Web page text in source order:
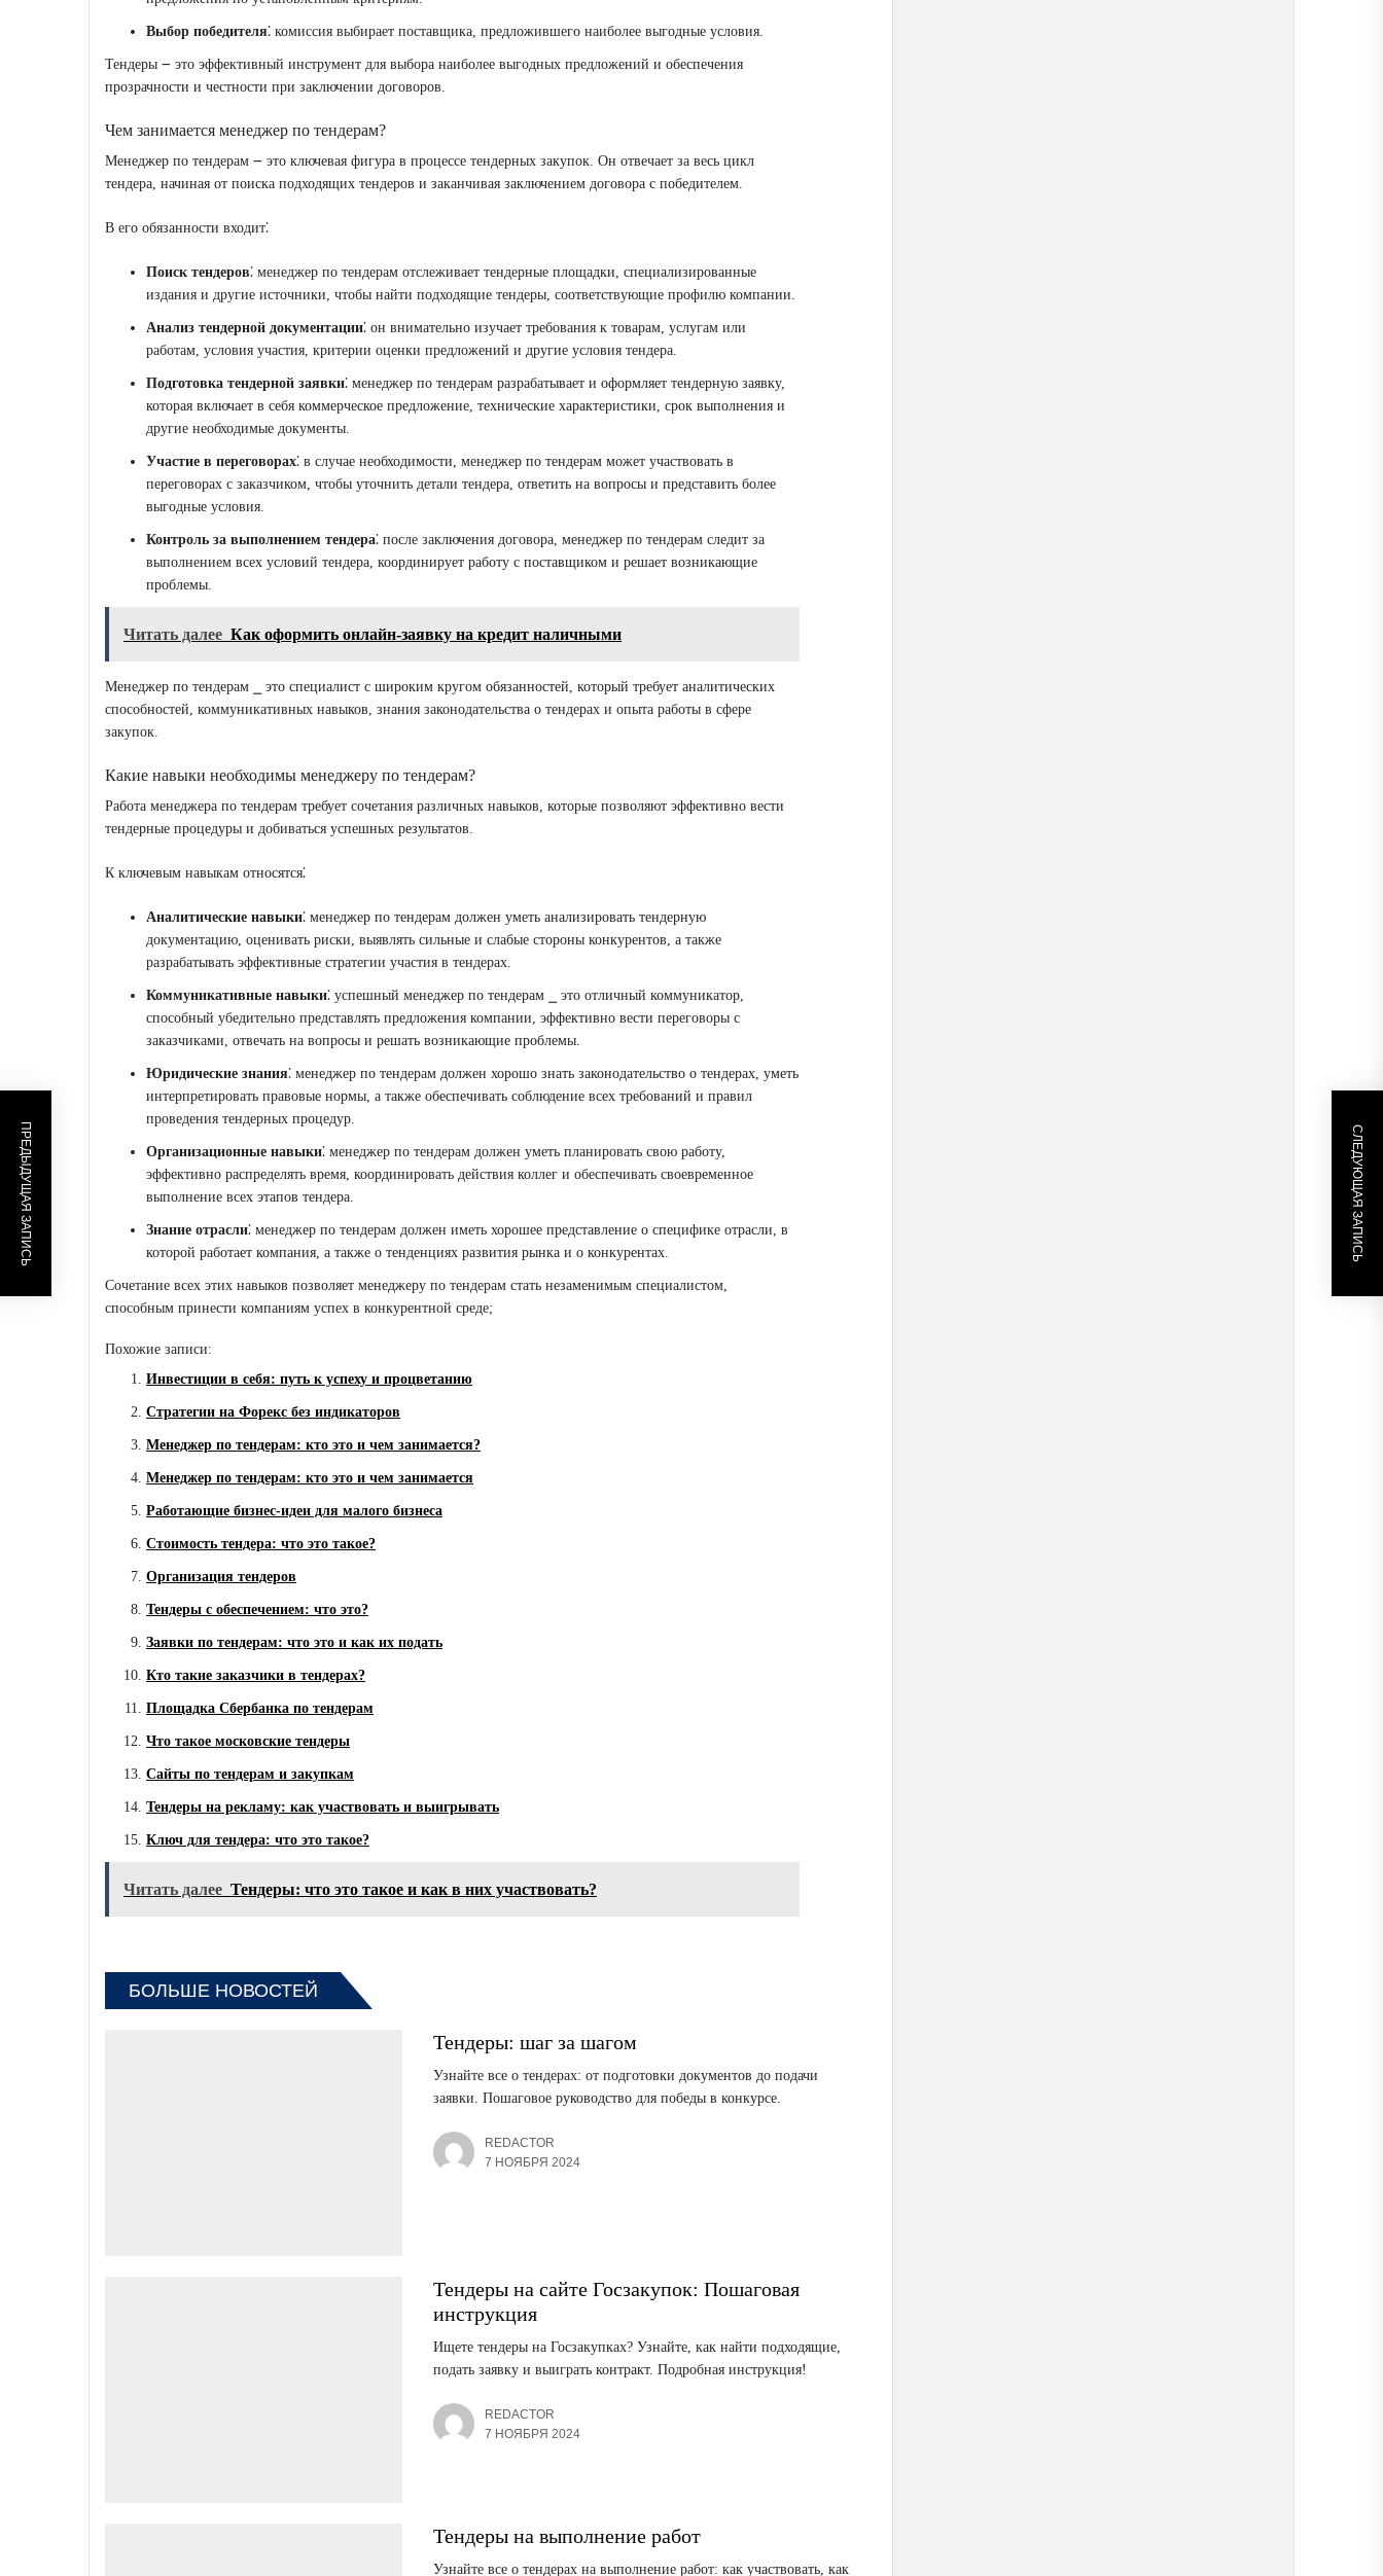
Выбор победителя⁚ комиссия выбирает поставщика, предложившего наиболее выгодные условия.
Тендеры ౼ это эффективный инструмент для выбора наиболее выгодных предложений и обеспечения
прозрачности и честности при заключении договоров.
Чем занимается менеджер по тендерам?
Менеджер по тендерам ౼ это ключевая фигура в процессе тендерных закупок. Он отвечает за весь цикл
тендера, начиная от поиска подходящих тендеров и заканчивая заключением договора с победителем.
В его обязанности входит⁚
Поиск тендеров⁚ менеджер по тендерам отслеживает тендерные площадки, специализированные
издания и другие источники, чтобы найти подходящие тендеры, соответствующие профилю компании.
Анализ тендерной документации⁚ он внимательно изучает требования к товарам, услугам или
работам, условия участия, критерии оценки предложений и другие условия тендера.
Подготовка тендерной заявки⁚ менеджер по тендерам разрабатывает и оформляет тендерную заявку,
которая включает в себя коммерческое предложение, технические характеристики, срок выполнения и
другие необходимые документы.
Участие в переговорах⁚ в случае необходимости, менеджер по тендерам может участвовать в
переговорах с заказчиком, чтобы уточнить детали тендера, ответить на вопросы и представить более
выгодные условия.
Контроль за выполнением тендера⁚ после заключения договора, менеджер по тендерам следит за
выполнением всех условий тендера, координирует работу с поставщиком и решает возникающие
проблемы.
Читать далее Как оформить онлайн-заявку на кредит наличными
Менеджер по тендерам ⎯ это специалист с широким кругом обязанностей, который требует аналитических
способностей, коммуникативных навыков, знания законодательства о тендерах и опыта работы в сфере
закупок.
Какие навыки необходимы менеджеру по тендерам?
Работа менеджера по тендерам требует сочетания различных навыков, которые позволяют эффективно вести
тендерные процедуры и добиваться успешных результатов.
К ключевым навыкам относятся⁚
Аналитические навыки⁚ менеджер по тендерам должен уметь анализировать тендерную
документацию, оценивать риски, выявлять сильные и слабые стороны конкурентов, а также
разрабатывать эффективные стратегии участия в тендерах.
Коммуникативные навыки⁚ успешный менеджер по тендерам ⎯ это отличный коммуникатор,
способный убедительно представлять предложения компании, эффективно вести переговоры с
заказчиками, отвечать на вопросы и решать возникающие проблемы.
Юридические знания⁚ менеджер по тендерам должен хорошо знать законодательство о тендерах, уметь
интерпретировать правовые нормы, а также обеспечивать соблюдение всех требований и правил
проведения тендерных процедур.
Организационные навыки⁚ менеджер по тендерам должен уметь планировать свою работу,
эффективно распределять время, координировать действия коллег и обеспечивать своевременное
выполнение всех этапов тендера.
Знание отрасли⁚ менеджер по тендерам должен иметь хорошее представление о специфике отрасли, в
которой работает компания, а также о тенденциях развития рынка и о конкурентах.
Сочетание всех этих навыков позволяет менеджеру по тендерам стать незаменимым специалистом,
способным принести компаниям успех в конкурентной среде;
Похожие записи:
Инвестиции в себя: путь к успеху и процветанию
Стратегии на Форекс без индикаторов
Менеджер по тендерам: кто это и чем занимается?
Менеджер по тендерам: кто это и чем занимается
Работающие бизнес-идеи для малого бизнеса
Стоимость тендера: что это такое?
Организация тендеров
Тендеры с обеспечением: что это?
Заявки по тендерам: что это и как их подать
Кто такие заказчики в тендерах?
Площадка Сбербанка по тендерам
Что такое московские тендеры
Сайты по тендерам и закупкам
Тендеры на рекламу: как участвовать и выигрывать
Ключ для тендера: что это такое?
Читать далее Тендеры: что это такое и как в них участвовать?
ПРЕДЫДУЩАЯ ЗАПИСЬ СЛЕДУЮЩАЯ ЗАПИСЬ
БОЛЬШЕ НОВОСТЕЙ
Тендеры: шаг за шагом
Узнайте все о тендерах: от подготовки документов до подачи
заявки. Пошаговое руководство для победы в конкурсе.
REDACTOR
7 НОЯБРЯ 2024
Тендеры на сайте Госзакупок: Пошаговая
инструкция
Ищете тендеры на Госзакупках? Узнайте, как найти подходящие,
подать заявку и выиграть контракт. Подробная инструкция!
REDACTOR
7 НОЯБРЯ 2024
Тендеры на выполнение работ
Узнайте все о тендерах на выполнение работ: как участвовать, как